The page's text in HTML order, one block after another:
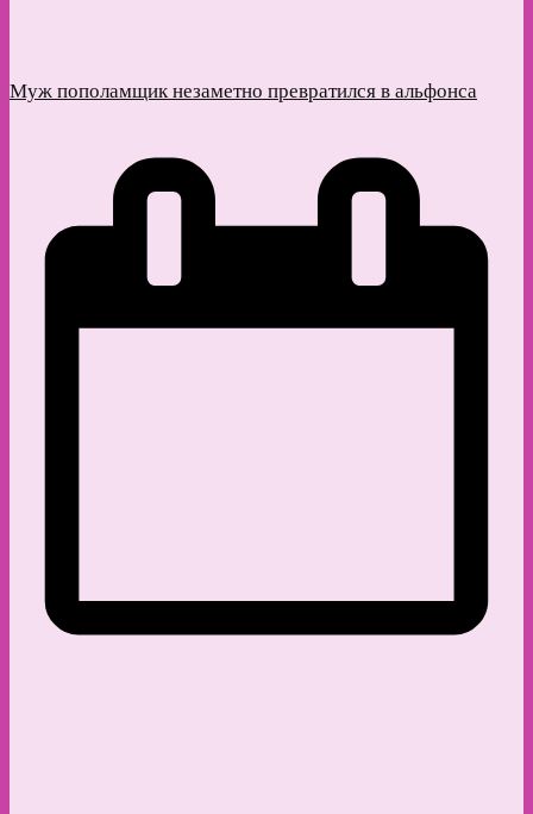
Муж пополамщик незаметно превратился в альфонса